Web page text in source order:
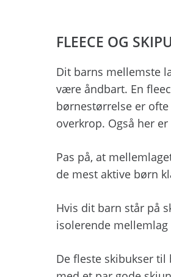
FLEECE OG
Dit barns mellemste
være åndbart. En
børnestørrelse er
overkrop. Også her
Pas på, at
de mest aktive børn
Hvis dit barn står på
isolerende
De fleste skibukser